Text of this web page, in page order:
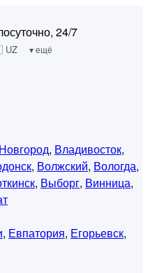
24/7
▾ ещё
, Владивосток,
, Волжский, Вологда,
, Выборг, Винница,
, Евпатория, Егорьевск,